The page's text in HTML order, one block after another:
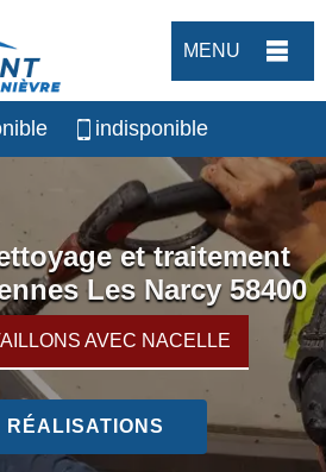
MENU
indisponible
et traitement
Les Narcy 58400
AVEC NACELLE
RÉALISATIONS